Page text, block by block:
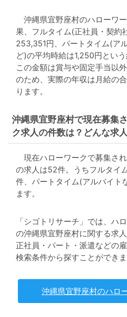
沖縄県宜野座村のハローワ
果、フルタイム(正社員・契約
253,351円、パートタイム(ア
ど)の平均時給は1,250円という
この金額は賞与や固定手当以
のため、実際の年収は月給の
ります。
沖縄県宜野座村で現在募集
ク求人の件数は？どんな求
現在ハローワークで募集さ
の求人は52件。うちフルタイ
件、パートタイム(アルバイト
ます。
「シゴトリサーチ」では、ハ
の沖縄県宜野座村に関する求
正社員・パート・派遣などの
検索条件から探すことができま
沖縄県宜野座村のハロ